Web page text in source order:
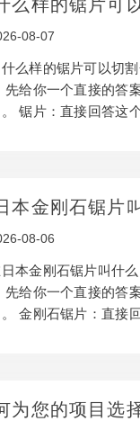
么样的锯片可
08-07
什么样的锯片可以切
先给你一个直接的答
锯片：直接回答这
度10）。 以金刚石为
切割时，金刚石颗粒
割工具相比，锯片
本金刚石锯片
08-06
日本金刚石锯片叫什
先给你一个直接的答
金刚石锯片：直接
界硬度最高的物质（
材来说完全游刃有
为您的项目选